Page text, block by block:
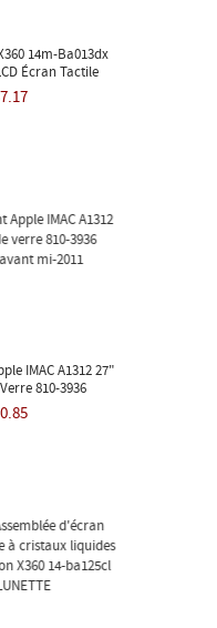
14m-Ba013dx
Écran Tactile
Assemblée
IMAC A1312 27"
810-3936
Mi-2011